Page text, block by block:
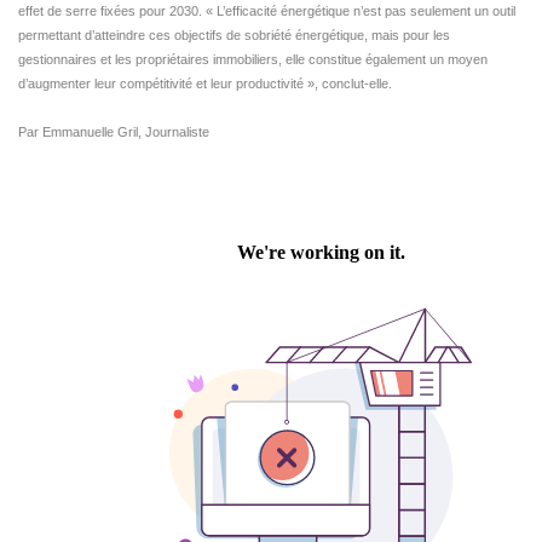
effet de serre fixées pour 2030. « L’efficacité énergétique n’est pas seulement un outil
permettant d’atteindre ces objectifs de sobriété énergétique, mais pour les
gestionnaires et les propriétaires immobiliers, elle constitue également un moyen
d’augmenter leur compétitivité et leur productivité », conclut-elle.
Par Emmanuelle Gril, Journaliste